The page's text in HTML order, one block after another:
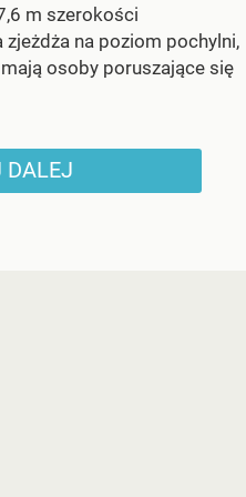
m szerokości
na poziom pochylni,
mają osoby poruszające się
DALEJ